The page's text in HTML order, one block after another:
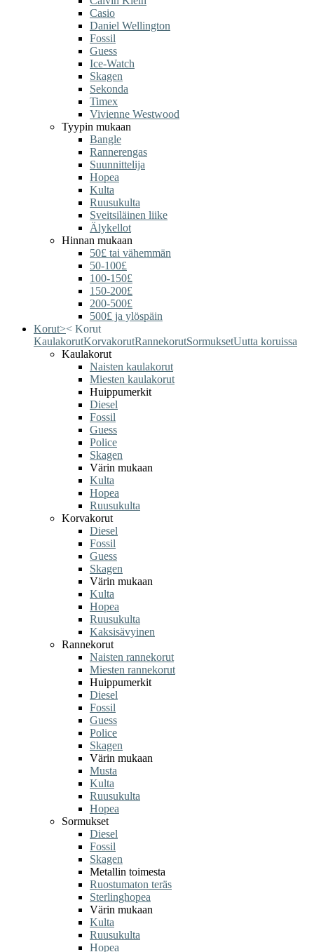
Casio
Daniel Wellington
Fossil
Guess
Ice-Watch
Skagen
Sekonda
Timex
Vivienne Westwood
Tyypin mukaan
Bangle
Rannerengas
Suunnittelija
Hopea
Kulta
Ruusukulta
Sveitsiläinen liike
Älykellot
Hinnan mukaan
50£ tai vähemmän
50-100£
100-150£
150-200£
200-500£
500£ ja ylöspäin
Korut>< Korut
KaulakorutKorvakorutRannekorutSormuksetUutta koruissa
Kaulakorut
Naisten kaulakorut
Miesten kaulakorut
Huippumerkit
Diesel
Fossil
Guess
Police
Skagen
Värin mukaan
Kulta
Hopea
Ruusukulta
Korvakorut
Diesel
Fossil
Guess
Skagen
Värin mukaan
Kulta
Hopea
Ruusukulta
Kaksisävyinen
Rannekorut
Naisten rannekorut
Miesten rannekorut
Huippumerkit
Diesel
Fossil
Guess
Police
Skagen
Värin mukaan
Musta
Kulta
Ruusukulta
Hopea
Sormukset
Diesel
Fossil
Skagen
Metallin toimesta
Ruostumaton teräs
Sterlinghopea
Värin mukaan
Kulta
Ruusukulta
Hopea